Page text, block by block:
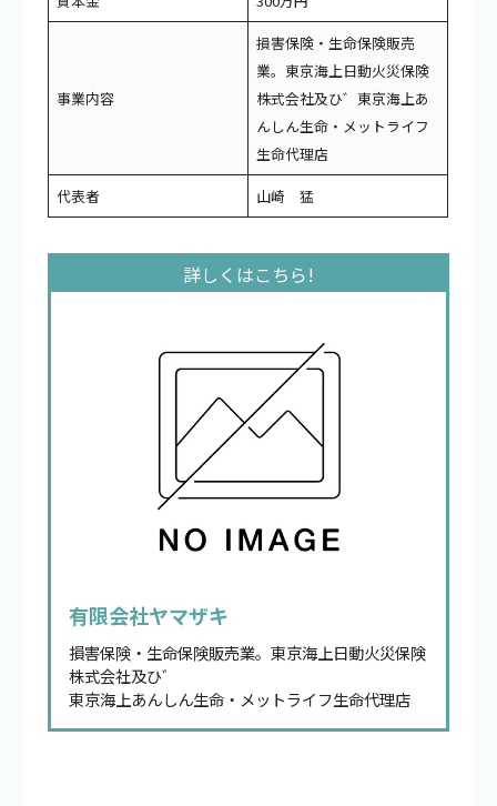
事業内容
損害保険・生命保険販売
業。東京海上日動火災保険
株式会社及ひ゛東京海上あ
んしん生命・メットライフ
生命代理店
代表者
山崎 猛
有限会社ヤマザキ
損害保険・生命保険販売業。東京海上日動火災保険
株式会社及ひ゛
東京海上あんしん生命・メットライフ生命代理店